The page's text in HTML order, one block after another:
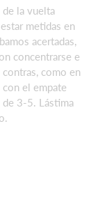
la vuelta
metidas en
acertadas,
concentrarse e
como en
el empate
3-5. Lástima